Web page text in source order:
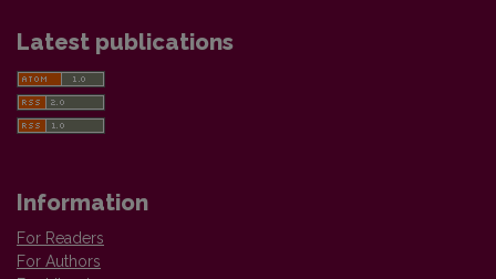
Latest publications
Information
For Readers
For Authors